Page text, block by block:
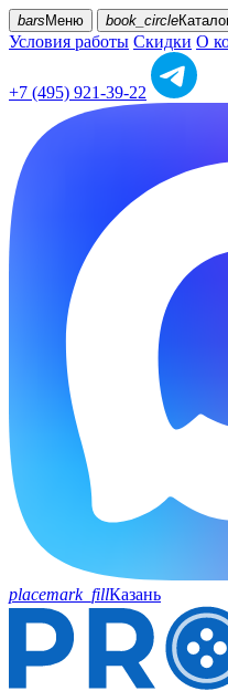
bars Меню book_circle
Условия работы Скидки О
+7 (495) 921-39-22
placemark_fillКазань